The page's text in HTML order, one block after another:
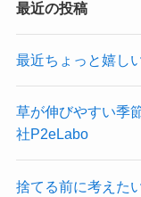
最近の投稿
最近ちょっと嬉し
草が伸びやすい季
社P2eLabo
捨てる前に考えた